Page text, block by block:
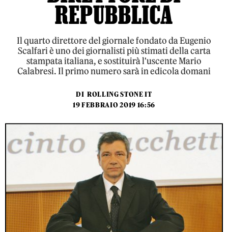
REPUBBLICA
Il quarto direttore del giornale fondato da Eugenio
Scalfari è uno dei giornalisti più stimati della carta
stampata italiana, e sostituirà l'uscente Mario
Calabresi. Il primo numero sarà in edicola domani
DI ROLLING STONE IT
19 FEBBRAIO 2019 16:56